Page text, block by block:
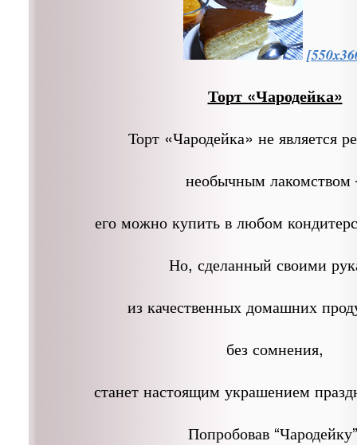
Торт «Чародейка»
Торт «Чародейка» не является
необычным лакомством
его можно купить в любом
Но, сделанный своими
из качественных домашних
без сомнения,
станет настоящим украшением
Попробовав